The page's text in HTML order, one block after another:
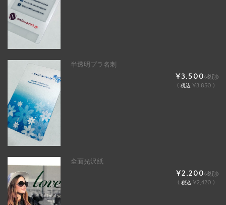
半透明プラ名刺
¥3,500(税別)
( 税込 ¥3,850 )
全面光沢紙
¥2,200(税別)
( 税込 ¥2,420 )